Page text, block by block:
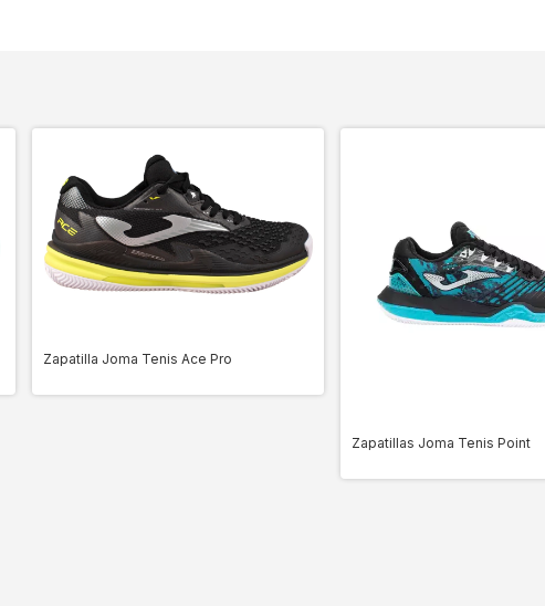
Zapatilla Joma Tenis Ace Pro
Zapatillas Joma Tenis Point